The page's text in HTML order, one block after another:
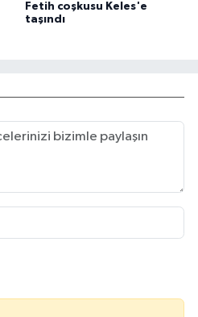
Fetih coşkusu Keles'e
taşındı